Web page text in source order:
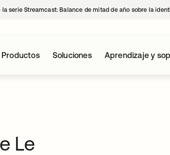
la serie Streamcast: Balance de mitad de año sobre la
Productos Soluciones Aprendizaje y
Le